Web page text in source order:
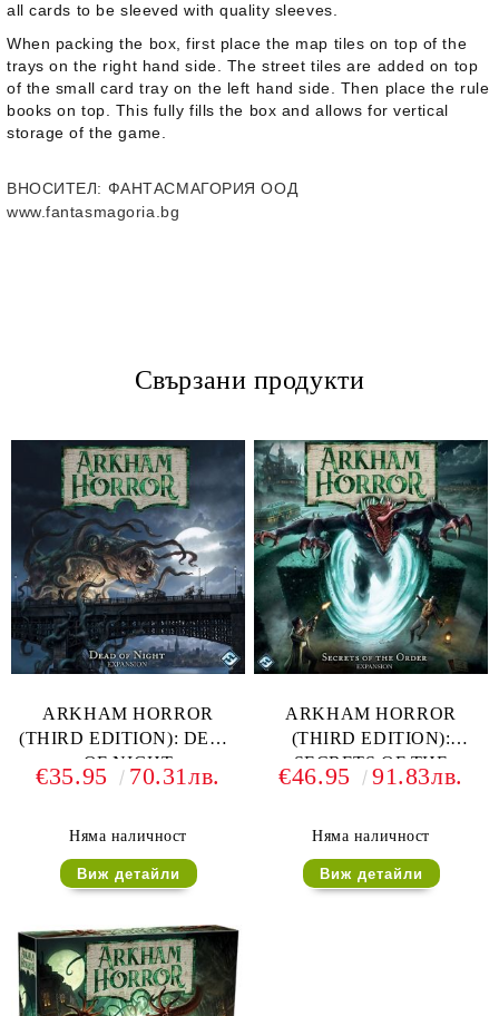
all cards to be sleeved with quality sleeves.
When packing the box, first place the map tiles on top of the
trays on the right hand side. The street tiles are added on top
of the small card tray on the left hand side. Then place the rule
books on top. This fully fills the box and allows for vertical
storage of the game.
ВНОСИТЕЛ: ФАНТАСМАГОРИЯ ООД
www.fantasmagoria.bg
Свързани продукти
ARKHAM HORROR
(THIRD EDITION): DEAD
OF NIGHT
€35.95 70.31лв.
Няма наличност
Виж детайли
ARKHAM HORROR
(THIRD EDITION):
SECRETS OF THE
ORDER
€46.95 91.83лв.
Няма наличност
Виж детайли